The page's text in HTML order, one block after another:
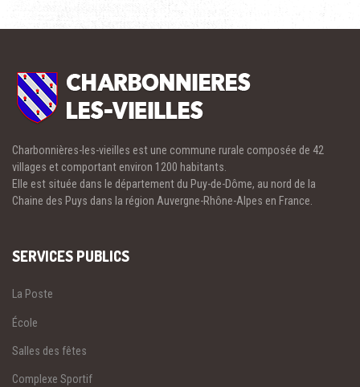
Charbonnières-les-vieilles est une commune rurale composée de 42
villages et comportant environ 1200 habitants.
Elle est située dans le département du Puy-de-Dôme, au nord de la
Chaine des Puys dans la région Auvergne-Rhône-Alpes en France.
SERVICES PUBLICS
La Poste
École
Salles des fêtes
Complexe Sportif